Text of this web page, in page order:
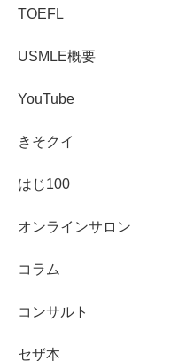
TOEFL
USMLE概要
YouTube
きそクイ
はじ100
オンラインサロン
コラム
コンサルト
セザ本